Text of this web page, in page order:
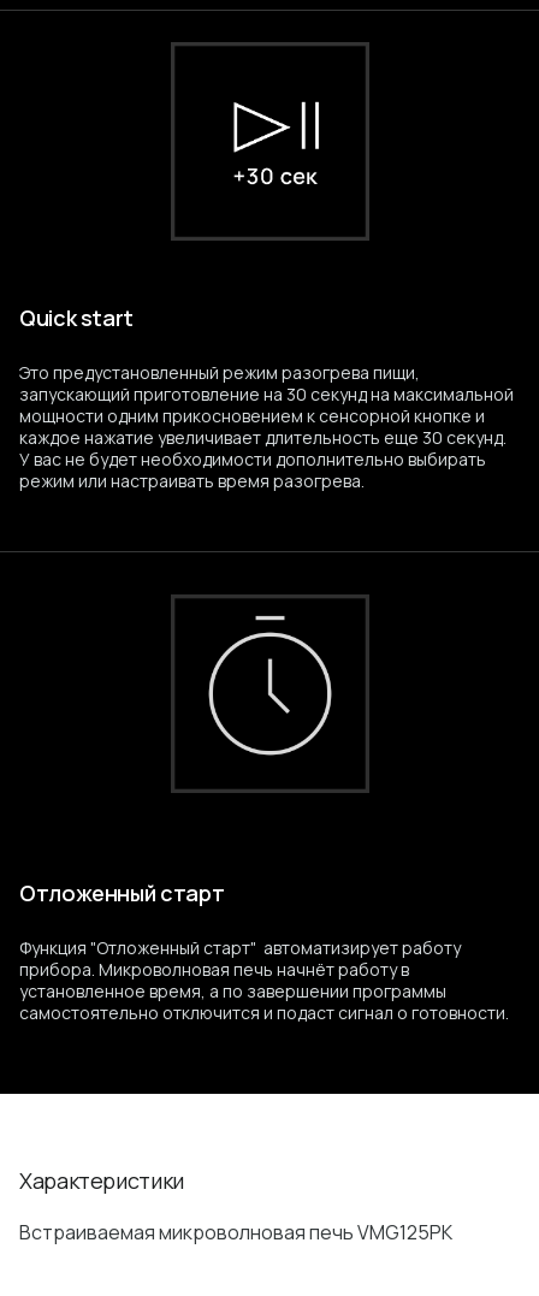
Quick start
Это предустановленный режим разогрева пищи,
запускающий приготовление на 30 секунд на максимальной
мощности одним прикосновением к сенсорной кнопке и
каждое нажатие увеличивает длительность еще 30 секунд.
У вас не будет необходимости дополнительно выбирать
режим или настраивать время разогрева.
Отложенный старт
Функция "Отложенный старт" автоматизирует работу
прибора. Микроволновая печь начнёт работу в
установленное время, а по завершении программы
самостоятельно отключится и подаст сигнал о готовности.
Характеристики
Встраиваемая микроволновая печь VMG125PK